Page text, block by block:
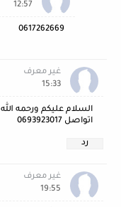
12:57
0617262669
غير معرف
15:33
السلام عليكم ورحمه
اتواصل 0693923017
رد
غير معرف
19:55